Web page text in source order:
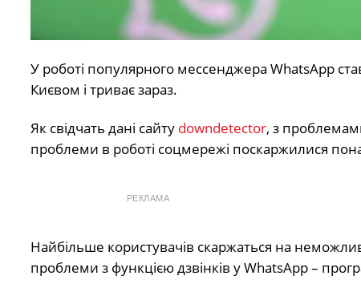
У роботі популярного мессенджера WhatsApp
Києвом і триває зараз.
Як свідчать дані сайту downdetector, з
проблеми в роботі соцмережі поскаржилися
РЕКЛАМА
Найбільше користувачів скаржаться на
проблеми з функцією дзвінків у WhatsApp –